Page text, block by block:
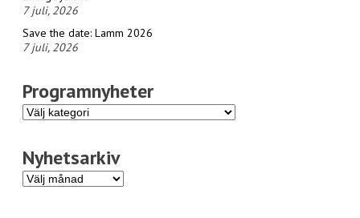
7 juli, 2026
Save the date: Lamm 2026
7 juli, 2026
Programnyheter
Programnyheter
Nyhetsarkiv
Nyhetsarkiv